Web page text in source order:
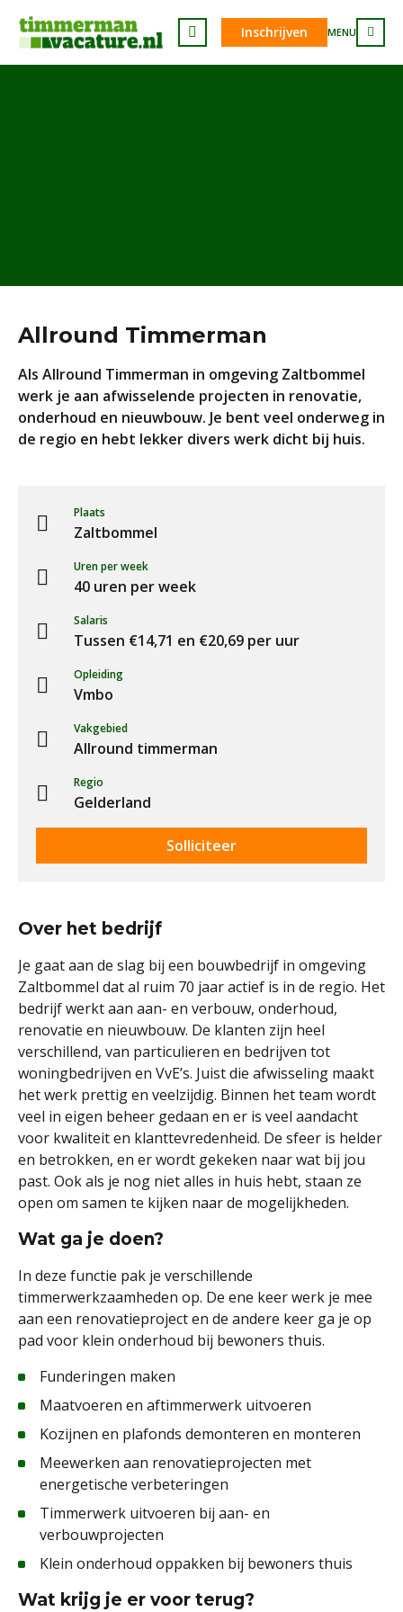
Inschrijven MENU
Allround Timmerman
Als Allround Timmerman in omgeving Zaltbommel
werk je aan afwisselende projecten in renovatie,
onderhoud en nieuwbouw. Je bent veel onderweg in
de regio en hebt lekker divers werk dicht bij huis.
Plaats
Zaltbommel
Uren per week
40 uren per week
Salaris
Tussen €14,71 en €20,69 per uur
Opleiding
Vmbo
Vakgebied
Allround timmerman
Regio
Gelderland
Solliciteer
Over het bedrijf
Je gaat aan de slag bij een bouwbedrijf in omgeving
Zaltbommel dat al ruim 70 jaar actief is in de regio. Het
bedrijf werkt aan aan- en verbouw, onderhoud,
renovatie en nieuwbouw. De klanten zijn heel
verschillend, van particulieren en bedrijven tot
woningbedrijven en VvE’s. Juist die afwisseling maakt
het werk prettig en veelzijdig. Binnen het team wordt
veel in eigen beheer gedaan en er is veel aandacht
voor kwaliteit en klanttevredenheid. De sfeer is helder
en betrokken, en er wordt gekeken naar wat bij jou
past. Ook als je nog niet alles in huis hebt, staan ze
open om samen te kijken naar de mogelijkheden.
Wat ga je doen?
In deze functie pak je verschillende
timmerwerkzaamheden op. De ene keer werk je mee
aan een renovatieproject en de andere keer ga je op
pad voor klein onderhoud bij bewoners thuis.
Funderingen maken
Maatvoeren en aftimmerwerk uitvoeren
Kozijnen en plafonds demonteren en monteren
Meewerken aan renovatieprojecten met
energetische verbeteringen
Timmerwerk uitvoeren bij aan- en
verbouwprojecten
Klein onderhoud oppakken bij bewoners thuis
Wat krijg je er voor terug?